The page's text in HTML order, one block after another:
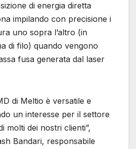
di energia diretta
impilando con precisione i
uno sopra l’altro (in
di filo) quando vengono
fusa generata dal laser
di Meltio è versatile e
un interesse per il settore
molti dei nostri clienti”,
Bandari, responsabile